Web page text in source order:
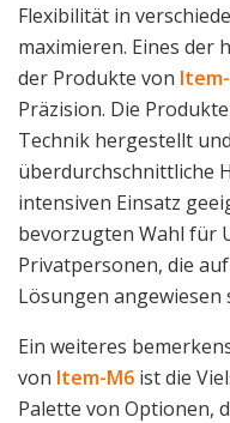
Flexibilität in
maximieren. Eines der
der Produkte von
Präzision. Die
Technik hergestellt
überdurchschnittliche
intensiven Einsatz
bevorzugten Wahl für
Privatpersonen, die
Lösungen angewiesen
Ein weiteres
von Item-M6 ist die
Palette von Optionen,